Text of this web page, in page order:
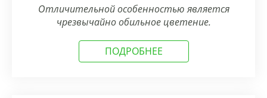
Отличительной особенностью является
чрезвычайно обильное цветение.
ПОДРОБНЕЕ